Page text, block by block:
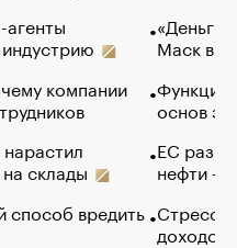
компании
склады
способ вредить
«Деньги
Маск в
Функции
основ
ЕС
нефти —
Стресс
доходов